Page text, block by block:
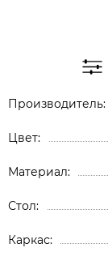
Производитель
Цвет
Материал
Стол
Каркас